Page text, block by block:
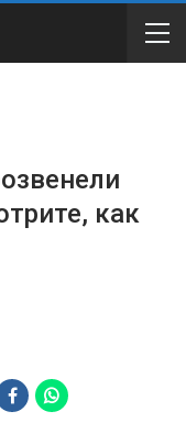
как